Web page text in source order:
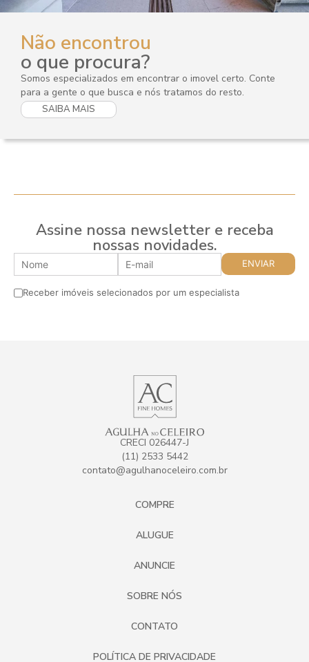
Não encontrou
o que procura?
Somos especializados em encontrar o imovel certo. Conte
para a gente o que busca e nós tratamos do resto.
SAIBA MAIS
Assine nossa newsletter e receba
nossas novidades.
Receber imóveis selecionados por um especialista
CRECI 026447-J
(11) 2533 5442
contato@agulhanoceleiro.com.br
COMPRE
ALUGUE
ANUNCIE
SOBRE NÓS
CONTATO
POLÍTICA DE PRIVACIDADE